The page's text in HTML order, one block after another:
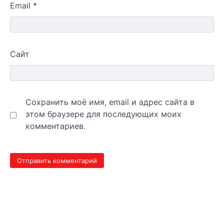
Email *
Сайт
Сохранить моё имя, email и адрес сайта в
этом браузере для последующих моих
комментариев.